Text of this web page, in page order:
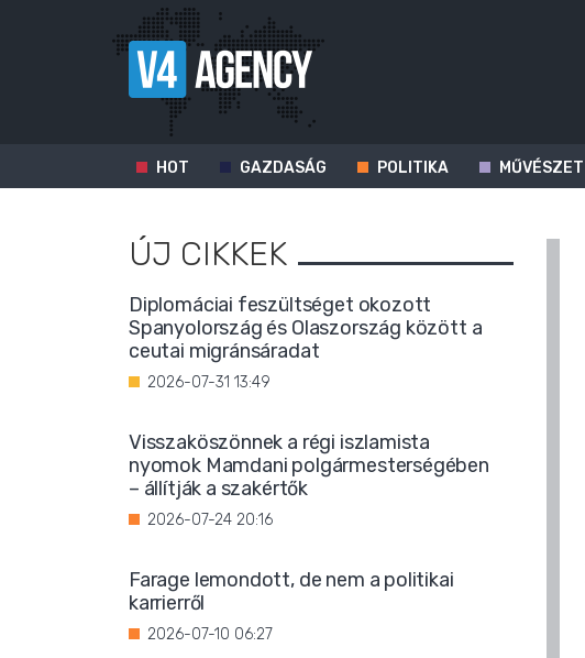
HOT GAZDASÁG POLITIKA MŰVÉSZET
ÚJ CIKKEK
Diplomáciai feszültséget okozott
Spanyolország és Olaszország között a
ceutai migránsáradat
2026-07-31 13:49
Visszaköszönnek a régi iszlamista
nyomok Mamdani polgármesterségében
– állítják a szakértők
2026-07-24 20:16
Farage lemondott, de nem a politikai
karrierről
2026-07-10 06:27